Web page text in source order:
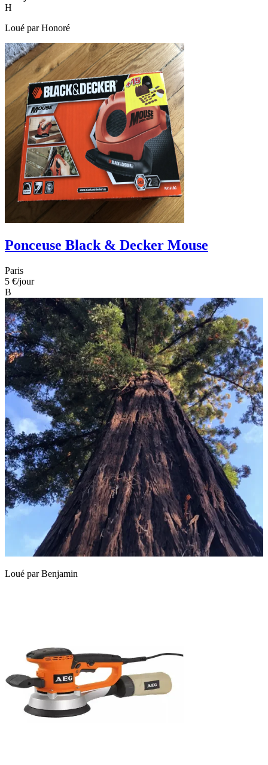
H
Loué parHonoré
Ponceuse Black & Decker Mouse
Paris
5 €/jour
B
Loué parBenjamin